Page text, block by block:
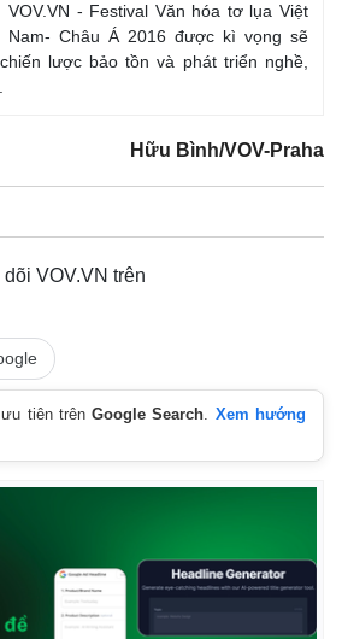
VOV.VN - Festival Văn hóa tơ lụa Việt
Nam- Châu Á 2016 được kì vọng sẽ
lược bảo tồn và phát triển nghề,
Hữu Bình/VOV-Praha
VOV.VN trên
ưu tiên trênGoogle Search. Xem hướng